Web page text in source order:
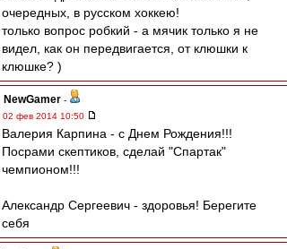
очередных, в русском хоккею!
только вопрос робкий - а мячик только я не
видел, как он передвигается, от клюшки к
клюшке? )
NewGamer -
02 фев 2014 10:50
Валерия Карпина - с Днем Рождения!!!
Посрами скептиков, сделай "Спартак"
чемпионом!!!
Александр Сергеевич - здоровья! Берегите
себя